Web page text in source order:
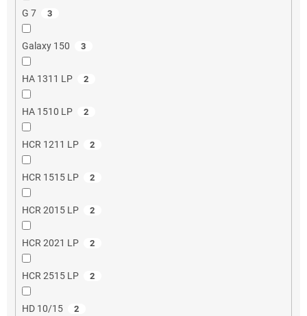
G 7 3
Galaxy 150 3
HA 1311 LP 2
HA 1510 LP 2
HCR 1211 LP 2
HCR 1515 LP 2
HCR 2015 LP 2
HCR 2021 LP 2
HCR 2515 LP 2
HD 10/15 2